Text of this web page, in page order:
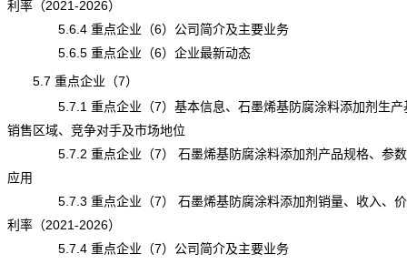
利率（2021-2026）
5.6.4 重点企业（6）公司简介及主要业务
5.6.5 重点企业（6）企业最新动态
5.7 重点企业（7）
5.7.1 重点企业（7）基本信息、石墨烯基防腐涂料添加剂生产
销售区域、竞争对手及市场地位
5.7.2 重点企业（7） 石墨烯基防腐涂料添加剂产品规格、参数
应用
5.7.3 重点企业（7） 石墨烯基防腐涂料添加剂销量、收入、价
利率（2021-2026）
5.7.4 重点企业（7）公司简介及主要业务